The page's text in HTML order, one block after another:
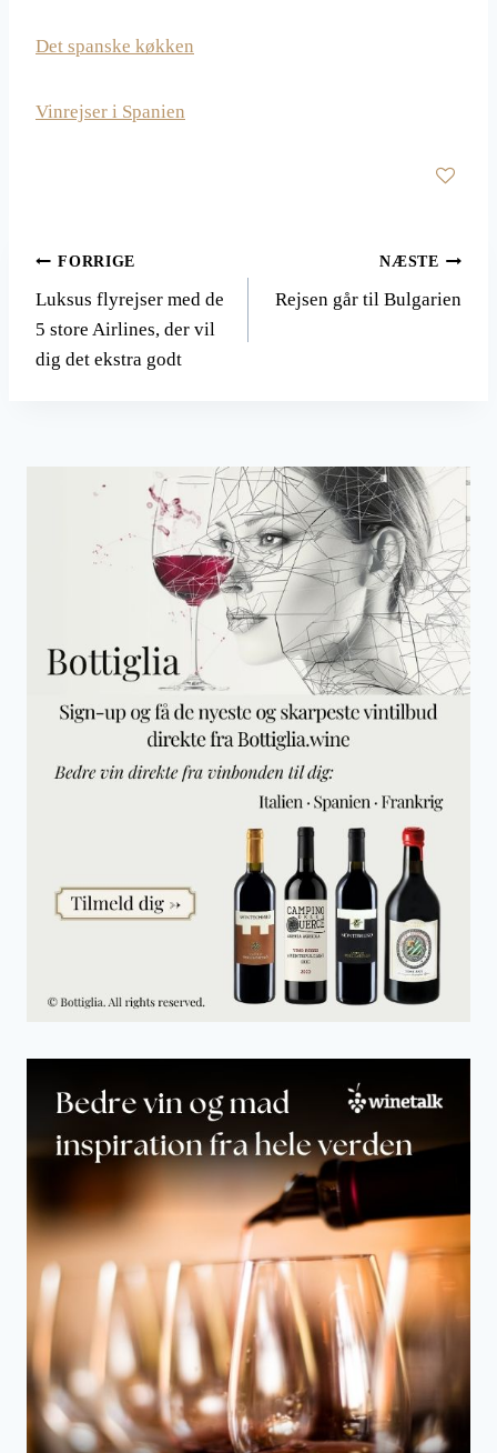
Det spanske køkken
Vinrejser i Spanien
Indlægsnavigation
FORRIGE
Luksus flyrejser med de
5 store Airlines, der vil
dig det ekstra godt
NÆSTE
Rejsen går til Bulgarien